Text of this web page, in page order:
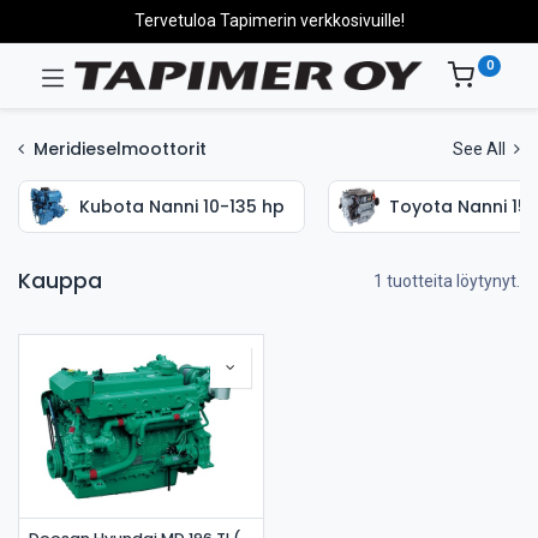
Tervetuloa Tapimerin verkkosivuille!
0
Meridieselmoottorit See All
Kubota Nanni 10-135 hp Toyota Nanni
Kauppa 1 tuotteita löytynyt.